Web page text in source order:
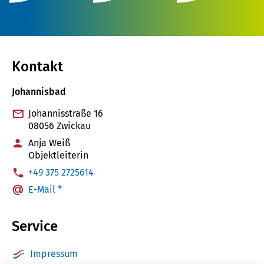
Kontakt
Johannisbad
Johannisstraße 16
08056 Zwickau
Anja Weiß
Objektleiterin
:+49 375 2725614
E-Mail *
Service
Impressum